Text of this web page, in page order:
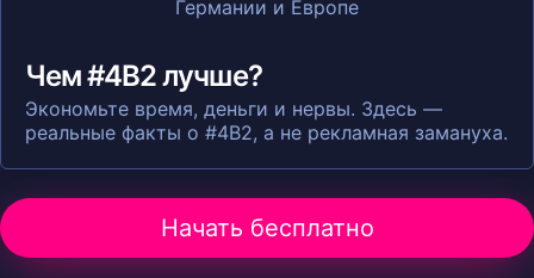
Чем #4B2 лучше?
Экономьте время, деньги и нервы. Здесь —
реальные факты о #4B2, а не рекламная замануха.
Начать бесплатно